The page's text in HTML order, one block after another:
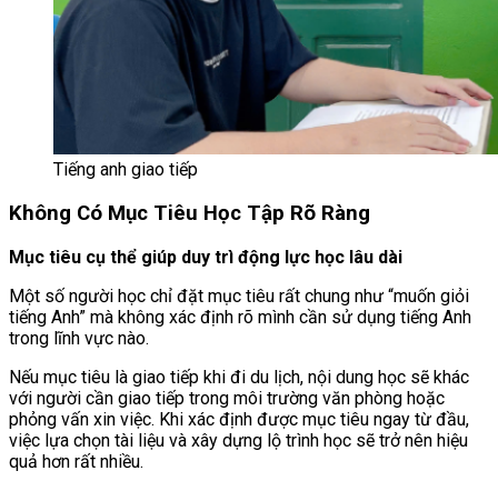
Tiếng anh giao tiếp
Không Có Mục Tiêu Học Tập Rõ Ràng
Mục tiêu cụ thể giúp duy trì động lực học lâu dài
Một số người học chỉ đặt mục tiêu rất chung như “muốn giỏi
tiếng Anh” mà không xác định rõ mình cần sử dụng tiếng Anh
trong lĩnh vực nào.
Nếu mục tiêu là giao tiếp khi đi du lịch, nội dung học sẽ khác
với người cần giao tiếp trong môi trường văn phòng hoặc
phỏng vấn xin việc. Khi xác định được mục tiêu ngay từ đầu,
việc lựa chọn tài liệu và xây dựng lộ trình học sẽ trở nên hiệu
quả hơn rất nhiều.